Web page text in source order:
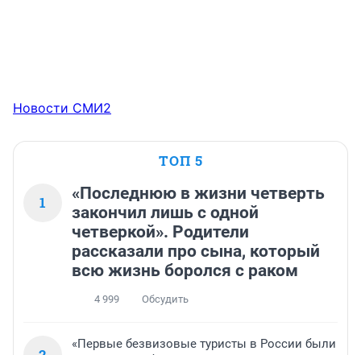
Новости СМИ2
ТОП 5
1
«Последнюю в жизни четверть
закончил лишь с одной
четверкой». Родители
рассказали про сына, который
всю жизнь боролся с раком
4 999 Обсудить
«Первые безвизовые туристы в России были